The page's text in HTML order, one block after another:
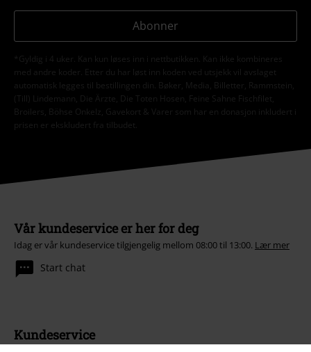
Abonner
*Gyldig i 4 uker. Kan kun løses inn i nettbutikken. Kan ikke kombineres
med andre koder. Etter du har løst inn koden ved utsjekk vil avslaget
automatisk legges til bestillingen din. Bøker, Media, Billetter, Rammstein,
(Till) Lindemann, Die Ärzte, Die Toten Hosen, Feine Sahne Fischfilet,
Broilers, Böhse Onkelz, Gavekort & Varer som har en donasjon inkludert i
prisen er ekskludert fra tilbudet.
Vår kundeservice er her for deg
Idag er vår kundeservice tilgjengelig mellom 08:00 til 13:00. Lær mer
Start chat
Kundeservice